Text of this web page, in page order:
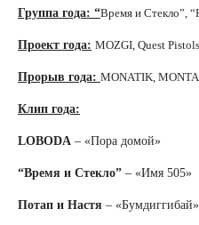
Группа года: “Время и Стекло”, “
Проект года: MOZGI, Quest
Прорыв года: MONATIK,
Клип года:
LOBODA – «Пора домой»
“Время и Стекло” – «Имя 505»
Потап и Настя – «Бумдиггибай»